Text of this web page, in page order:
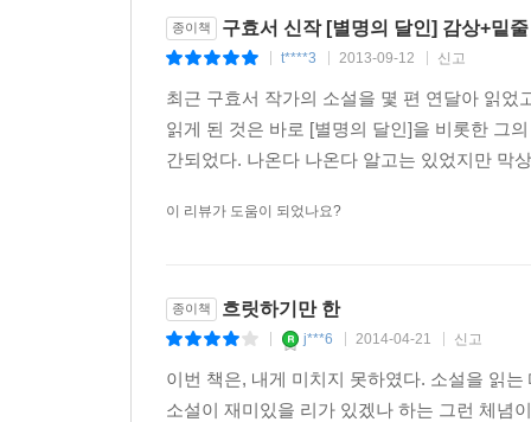
종이책 구효서 신작 [별명의 달인] 감상+밑줄
t****3 2013-09-12 신고
최근 구효서 작가의 소설을 몇 편 연달아 읽
읽게 된 것은 바로 [별명의 달인]을 비롯한 그
간되었다. 나온다 나온다 알고는 있었지만 막
이 리뷰가 도움이 되었나요?
종이책 흐릿하기만 한
j***6 2014-04-21 신고
이번 책은, 내게 미치지 못하였다. 소설을 읽
소설이 재미있을 리가 있겠나 하는 그런 체념